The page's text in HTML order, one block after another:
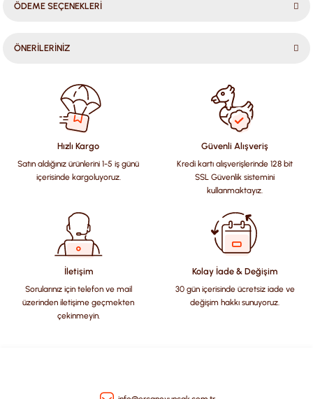
ÖDEME SEÇENEKLERİ
ÖNERİLERİNİZ
konularda yetersiz gördüğünüz noktaları öneri formunu
kullanarak tarafımıza iletebilirsiniz.
Görüş ve önerileriniz için teşekkür ederiz.
Ürün resmi kalitesiz, bozuk veya görüntülenemiyor.
Ürün açıklamasında eksik bilgiler bulunuyor.
Ürün bilgilerinde hatalar bulunuyor.
Ürün fiyatı diğer sitelerden daha pahalı.
Bu ürüne benzer farklı alternatifler olmalı.
Hızlı Kargo
Satın aldığınız ürünlerini 1-5 iş günü
içerisinde kargoluyoruz.
Güvenli Alışveriş
Kredi kartı alışverişlerinde 128 bit
SSL Güvenlik sistemini
kullanmaktayız.
İletişim
Sorularınız için telefon ve mail
üzerinden iletişime geçmekten
çekinmeyin.
Kolay İade & Değişim
30 gün içerisinde ücretsiz iade ve
değişim hakkı sunuyoruz.